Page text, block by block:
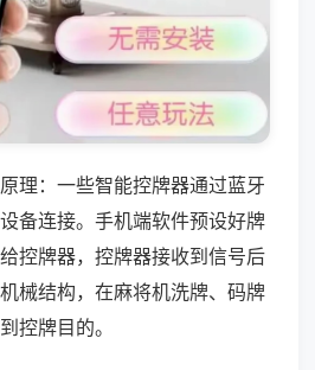
理：一些智能控牌器通过蓝牙
备连接。手机端软件预设好牌
控牌器，控牌器接收到信号后
械结构，在麻将机洗牌、码牌
控牌目的。